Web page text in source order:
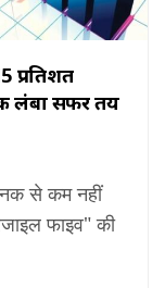
प्रतिशत
लंबा सफर तय
से कम नहीं
फाइव" की